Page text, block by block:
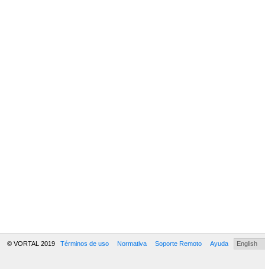
© VORTAL 2019 Términos de uso Normativa Soporte Remoto Ayuda